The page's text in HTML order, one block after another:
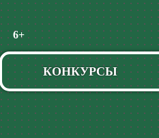
6+
Пропустить
навигацию
КОНКУРСЫ